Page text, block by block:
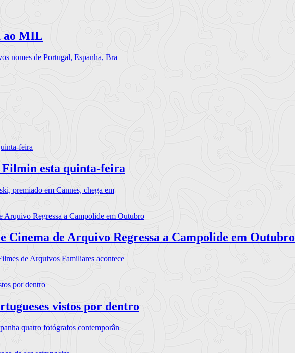
ao MIL
nomes de Portugal, Espanha, Bra
esta quinta-feira
premiado em Cannes, chega em
Cinema de Arquivo Regressa a Campolide em Outubro
de Arquivos Familiares acontece
vistos por dentro
quatro fotógrafos contemporân